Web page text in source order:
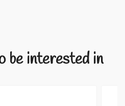
be interested in